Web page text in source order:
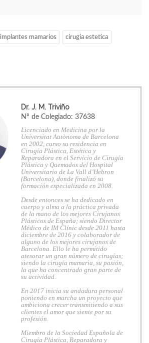
implantes mamarios cirugia estetica
Dr. J. M. Triviño
Nº de Colegiado: 37638
Licenciado en Medicina por la
Universitat Autònoma de Barcelona
en 2002, curso su residencia en
Cirugía Plástica, Estética y
Reparadora en el Servicio de Cirugía
Plástica y Quemados del Hospital
Universitario de La Vall d’Hebron
(Barcelona), donde finalizó su
formación especializada en 2008.
Desde entonces se ha dedicado en
cuerpo y alma a la práctica privada
de la mano de los mejores Cirujanos
Plásticos de España; siendo Director
Médico de IM Clínic desde 2011 hasta
diciembre de 2016 y colaborador de
alguno de los mejores cirujanos de
Barcelona. Ello le ha permitido
atesorar un gran número de cirugías;
siendo la cirugía mamaria, su pasión,
la que ha concentrado gran parte de
su actividad.
En 2017 inicia su andadura personal
poniendo en marcha un proyecto que
ambiciona crecer transmitiendo a sus
clientes el amor que siente por su
profesión.
Miembro de la Sociedad Española de
Cirugía Plástica, Reparadora y